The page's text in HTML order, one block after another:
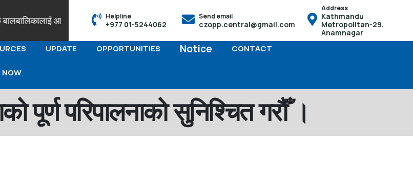
आफ्नो पहिचान सहित नामाकरण र जन्मदर्ताको हक हुनेछ तसर्थ बच्चाको जन्म भएको पैंतीस दिनभित्र आफू स्थायी बसोबास
Helpline
+977 01-5244062
Send email
czopp.central@gmail.com
Address
Kathmandu
Metropolitan-29,
Anamnagar
UPDATE OPPORTUNITIES Notice CONTACT
NOW
पूर्ण परिपालनाको सुनिश्चित गरौँ ।